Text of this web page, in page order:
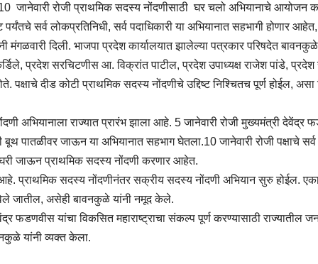
जानेवारी रोजी प्राथमिक सदस्य नोंदणीसाठी घर चलो अभियानाचे आयोजन
सर्व लोकप्रतिनिधी, सर्व पदाधिकारी या अभियानात सहभागी होणार
मंगळवारी दिली. भाजपा प्रदेश कार्यालयात झालेल्या पत्रकार परिषदेत
प्रदेश सरचिटणीस आ. विक्रांत पाटील, प्रदेश उपाध्यक्ष राजेश पांडे, प्रदेश
दीड कोटी प्राथमिक सदस्य नोंदणीचे उद्दिष्ट निश्चितच पूर्ण होईल, असा
अभियानाला राज्यात प्रारंभ झाला आहे. 5 जानेवारी रोजी मुख्यमंत्री देवेंद्र
बूथ पातळीवर जाऊन या अभियानात सहभाग घेतला.10 जानेवारी रोजी पक्षाचे
जाऊन प्राथमिक सदस्य नोंदणी करणार आहेत.
आहे. प्राथमिक सदस्य नोंदणीनंतर सक्रीय सदस्य नोंदणी अभियान सुरु होईल.
जातील, असेही बावनकुळे यांनी नमूद केले.
फडणवीस यांचा विकसित महाराष्ट्राचा संकल्प पूर्ण करण्यासाठी राज्यातील
यांनी व्यक्त केला.